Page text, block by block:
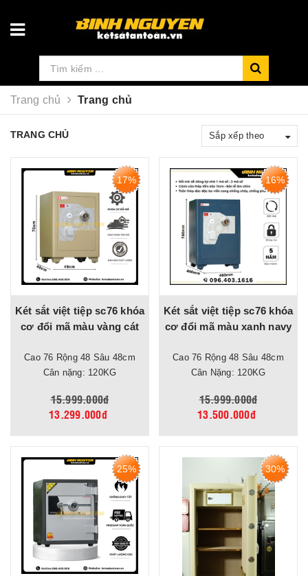
Trang chủ Trang chủ
TRANG CHỦ Sắp xếp theo
17%
Két sắt việt tiệp sc76 khóa
cơ đổi mã màu vàng cát
Cao 76 Rộng 48 Sâu 48cm
Cân nặng: 120KG
15.999.000đ
13.299.000đ
16%
Két sắt việt tiệp sc76 khóa
cơ đổi mã màu xanh navy
Cao 76 Rộng 48 Sâu 48cm
Cân Nặng: 120KG
15.999.000đ
13.500.000đ
25% 30%